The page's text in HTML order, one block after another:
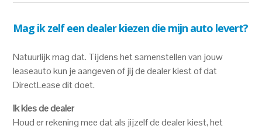
Mag ik zelf een dealer kiezen die mijn auto levert?
Natuurlijk mag dat. Tijdens het samenstellen van jouw
leaseauto kun je aangeven of jij de dealer kiest of dat
DirectLease dit doet.
Ik kies de dealer
Houd er rekening mee dat als jijzelf de dealer kiest, het